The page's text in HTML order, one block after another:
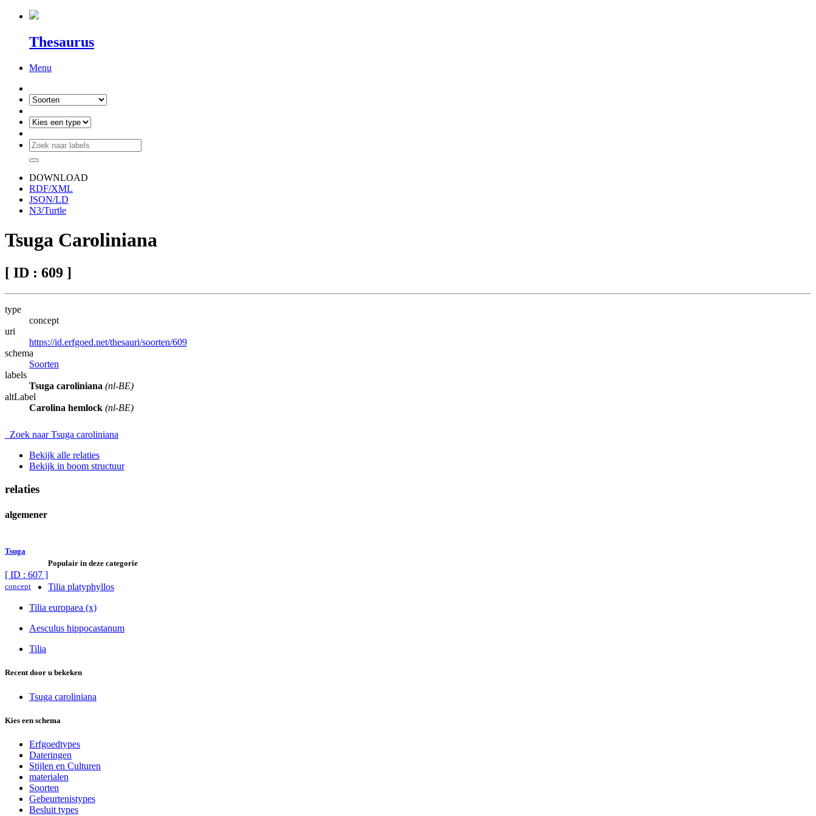
Thesaurus
Menu
DOWNLOAD
RDF/XML
JSON/LD
N3/Turtle
Tsuga Caroliniana
[ ID : 609 ]
type
concept
uri
https://id.erfgoed.net/thesauri/soorten/609
schema
Soorten
labels
Tsuga caroliniana (nl-BE)
altLabel
Carolina hemlock (nl-BE)
Zoek naar Tsuga caroliniana
Bekijk alle relaties
Bekijk in boom structuur
relaties
algemener
Tsuga
[ ID : 607 ]
concept
Populair in deze categorie
Tilia platyphyllos
Tilia europaea (x)
Aesculus hippocastanum
Tilia
Recent door u bekeken
Tsuga caroliniana
Kies een schema
Erfgoedtypes
Dateringen
Stijlen en Culturen
materialen
Soorten
Gebeurtenistypes
Besluit types